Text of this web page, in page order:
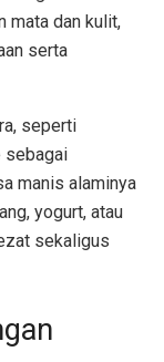
mata dan kulit,
serta
seperti
sebagai
manis alaminya
yogurt, atau
sekaligus